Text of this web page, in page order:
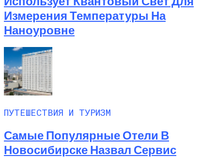
Любитель Приключенческого Туризма
Нашел В Америке Алмаз Весом 7.46
Карата
Измерения Температуры На
Наноуровне
ПУТЕШЕСТВИЯ И ТУРИЗМ
Самые Популярные Отели В
Новосибирске Назвал Сервис